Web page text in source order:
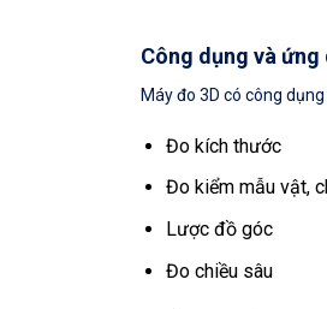
Công dụng và ứng
Máy đo 3D có công
Đo kích thước
Đo kiểm mẫu vật,
Lược đồ góc
Đo chiều sâu